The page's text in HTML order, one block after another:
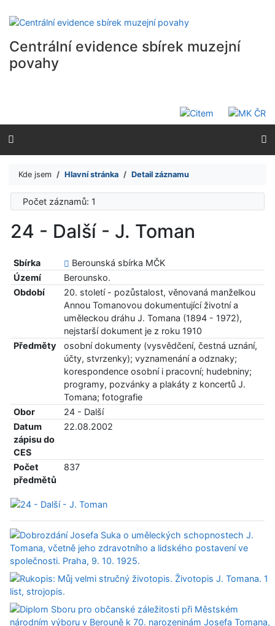
Přejít na menu
Centrální evidence sbírek muzejní
povahy
Kde jsem Hlavní stránka Detail záznamu
Počet záznamů: 1
24 - Další - J. Toman
Sbírka
Berounská sbírka MČK
Území
Berounsko.
Období
20. století - pozůstalost, věnovaná manželkou
Annou Tomanovou dokumentující životní a
uměleckou dráhu J. Tomana (1894 - 1972),
nejstarší dokument je z roku 1910
Předměty
osobní dokumenty (vysvědčení, čestná uznání,
účty, stvrzenky); vyznamenání a odznaky;
korespondence osobní i pracovní; hudebniny;
programy, pozvánky a plakáty z koncertů J.
Tomana; fotografie
Obor
24 - Další
Datum
zápisu do
CES
22.08.2002
Počet
předmětů
837